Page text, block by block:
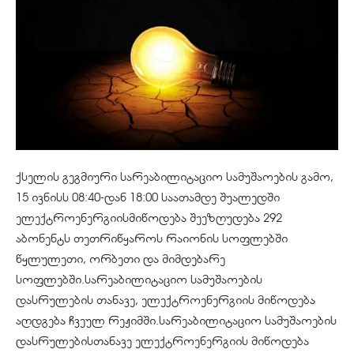
ქსელის გეგმიური სარეაბილიტაციო სამუშაოების გამო,
15 ივნისს 08:40-დან 18:00 საათამდე შუალედში
ელექტროენერგიისმიწოდება შეეზღუდება 292
აბონენტს თეთრიწყაროს რაიონის სოფლებში
წყლულეთი, ორბეთი და მიმდებარე
სოფლებში.სარეაბილიტაციო სამუშაოების
დასრულების თანავე, ელექტროენერგიის მიწოდება
აღდგება ჩვეულ რეჟიმში.სარეაბილიტაციო სამუშაოების
დასრულებისთანავე ელექტროენერგიის მიწოდება